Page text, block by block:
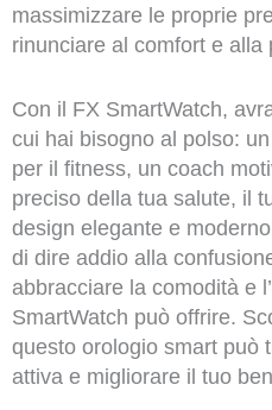
massimizzare le proprie
rinunciare al comfort e alla
Con il FX SmartWatch,
cui hai bisogno al polso:
per il fitness, un coach
preciso della tua salute, il
design elegante e
di dire addio alla
abbracciare la comodità e
SmartWatch può offrire.
questo orologio smart può
attiva e migliorare il tuo